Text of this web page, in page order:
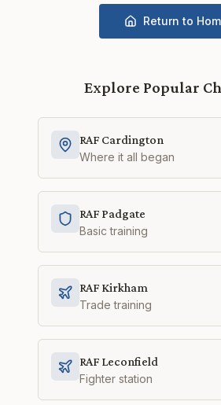
Return to
Explore Popular
RAF Cardington
Where it all began
RAF Padgate
Basic training
RAF Kirkham
Trade training
RAF Leconfield
Fighter station